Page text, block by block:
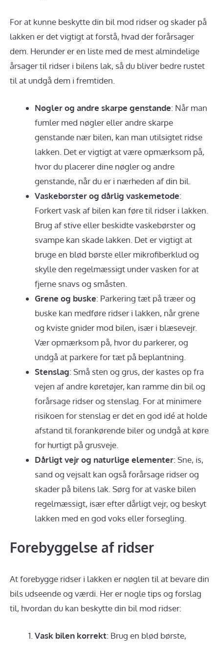
For at kunne beskytte din bil mod ridser og skader på
lakken er det vigtigt at forstå, hvad der forårsager
dem. Herunder er en liste med de mest almindelige
årsager til ridser i bilens lak, så du bliver bedre rustet
til at undgå dem i fremtiden.
Nøgler og andre skarpe genstande: Når man
fumler med nøgler eller andre skarpe
genstande nær bilen, kan man utilsigtet ridse
lakken. Det er vigtigt at være opmærksom på,
hvor du placerer dine nøgler og andre
genstande, når du er i nærheden af din bil.
Vaskebørster og dårlig vaskemetode:
Forkert vask af bilen kan føre til ridser i lakken.
Brug af stive eller beskidte vaskebørster og
svampe kan skade lakken. Det er vigtigt at
bruge en blød børste eller mikrofiberklud og
skylle den regelmæssigt under vasken for at
fjerne snavs og småsten.
Grene og buske: Parkering tæt på træer og
buske kan medføre ridser i lakken, når grene
og kviste gnider mod bilen, især i blæsevejr.
Vær opmærksom på, hvor du parkerer, og
undgå at parkere for tæt på beplantning.
Stenslag: Små sten og grus, der kastes op fra
vejen af andre køretøjer, kan ramme din bil og
forårsage ridser og stenslag. For at minimere
risikoen for stenslag er det en god idé at holde
afstand til forankørende biler og undgå at køre
for hurtigt på grusveje.
Dårligt vejr og naturlige elementer: Sne, is,
sand og vejsalt kan også forårsage ridser og
skader på bilens lak. Sørg for at vaske bilen
regelmæssigt, især efter dårligt vejr, og beskyt
lakken med en god voks eller forsegling.
Forebyggelse af ridser
At forebygge ridser i lakken er nøglen til at bevare din
bils udseende og værdi. Her er nogle tips og forslag
til, hvordan du kan beskytte din bil mod ridser:
Vask bilen korrekt: Brug en blød børste,